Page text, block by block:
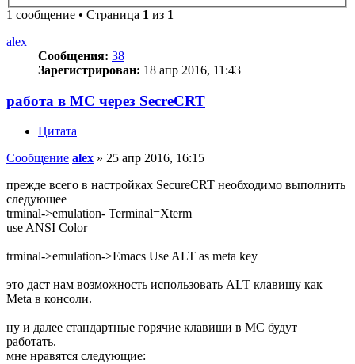
1 сообщение • Страница 1 из 1
alex
Сообщения: 38
Зарегистрирован: 18 апр 2016, 11:43
работа в MC через SecreCRT
Цитата
Сообщение alex » 25 апр 2016, 16:15
прежде всего в настройках SecureCRT необходимо выполнить
следующее
trminal->emulation- Terminal=Xterm
use ANSI Color
trminal->emulation->Emacs Use ALT as meta key
это даст нам возможность использовать ALT клавишу как
Meta в консоли.
ну и далее стандартные горячие клавиши в MC будут
работать.
мне нравятся следующие: